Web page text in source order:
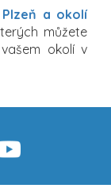
Plzeň a okolí
můžete
okolí v